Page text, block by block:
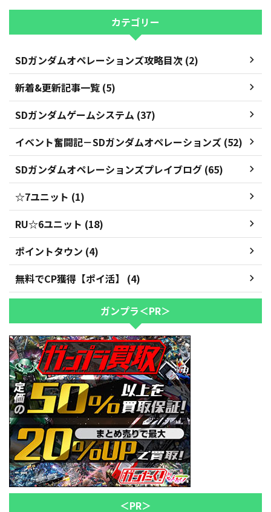
カテゴリー
SDガンダムオペレーションズ攻略目次 (2)
新着&更新記事一覧 (5)
SDガンダムゲームシステム (37)
イベント奮闘記－SDガンダムオペレーションズ (52)
SDガンダムオペレーションズプレイブログ (65)
☆7ユニット (1)
RU☆6ユニット (18)
ポイントタウン (4)
無料でCP獲得【ポイ活】 (4)
ガンプラ＜PR＞
＜PR＞